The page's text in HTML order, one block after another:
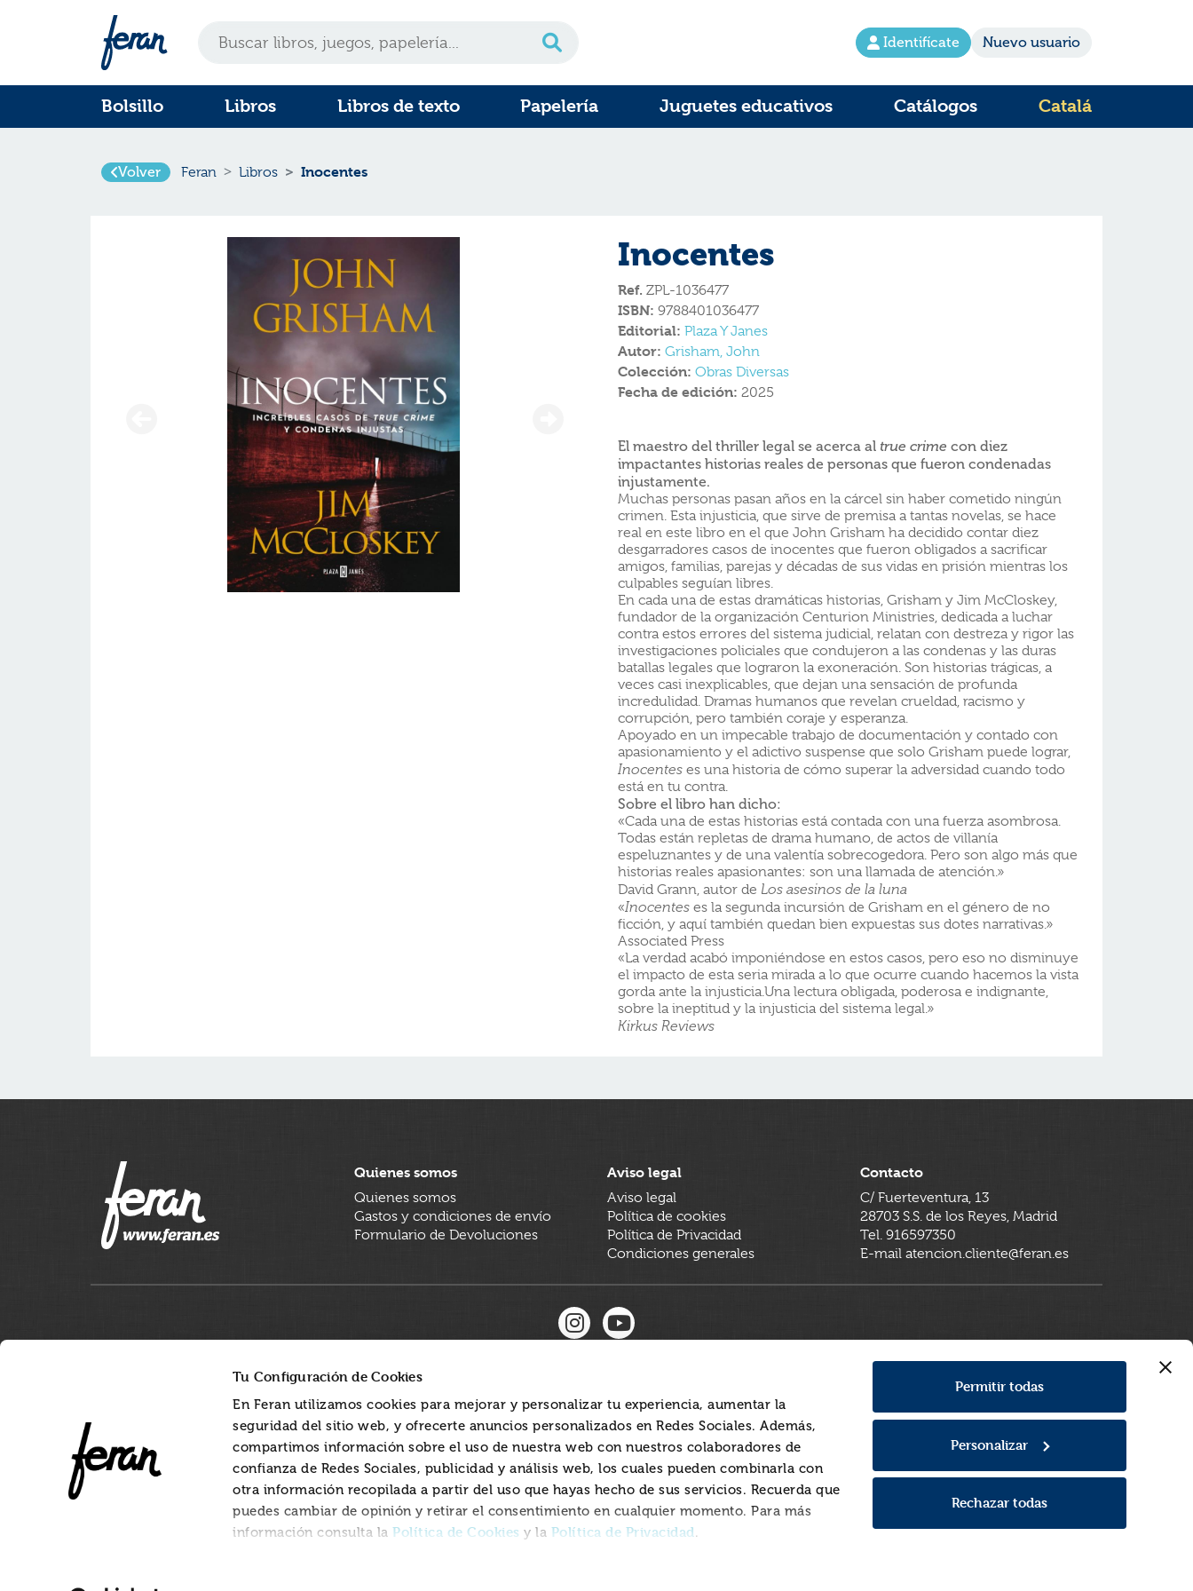
Tu Configuración de Cookies
En Feran utilizamos cookies para mejorar y personalizar tu experiencia, aumentar la
seguridad del sitio web, y ofrecerte anuncios personalizados en Redes Sociales. Además,
compartimos información sobre el uso de nuestra web con nuestros colaboradores de
confianza de Redes Sociales, publicidad y análisis web, los cuales pueden combinarla con
otra información recopilada a partir del uso que hayas hecho de sus servicios. Recuerda que
puedes cambiar de opinión y retirar el consentimiento en cualquier momento. Para más
información consulta laPolítica de Cookies y la Política de Privacidad.
Permitir todas
Personalizar
Rechazar todas
Identifícate Nuevo usuario
Bolsillo Libros Libros de texto Papelería Juguetes educativos Catálogos Catalá
Volver Feran Libros Inocentes
Inocentes
Ref. ZPL-1036477
ISBN: 9788401036477
Editorial: Plaza Y Janes
Autor: Grisham, John
Colección: Obras Diversas
Fecha de edición: 2025
El maestro del thriller legal se acerca al true crime con diez
impactantes historias reales de personas que fueron condenadas
injustamente.
Muchas personas pasan años en la cárcel sin haber cometido ningún
crimen. Esta injusticia, que sirve de premisa a tantas novelas, se hace
real en este libro en el que John Grisham ha decidido contar diez
desgarradores casos de inocentes que fueron obligados a sacrificar
amigos, familias, parejas y décadas de sus vidas en prisión mientras los
culpables seguían libres.
En cada una de estas dramáticas historias, Grisham y Jim McCloskey,
fundador de la organización Centurion Ministries, dedicada a luchar
contra estos errores del sistema judicial, relatan con destreza y rigor las
investigaciones policiales que condujeron a las condenas y las duras
batallas legales que lograron la exoneración. Son historias trágicas, a
veces casi inexplicables, que dejan una sensación de profunda
incredulidad. Dramas humanos que revelan crueldad, racismo y
corrupción, pero también coraje y esperanza.
Apoyado en un impecable trabajo de documentación y contado con
apasionamiento y el adictivo suspense que solo Grisham puede lograr,
Inocentes es una historia de cómo superar la adversidad cuando todo
está en tu contra.
Sobre el libro han dicho:
«Cada una de estas historias está contada con una fuerza asombrosa.
Todas están repletas de drama humano, de actos de villanía
espeluznantes y de una valentía sobrecogedora. Pero son algo más que
historias reales apasionantes: son una llamada de atención.»
David Grann, autor de Los asesinos de la luna
«Inocentes es la segunda incursión de Grisham en el género de no
ficción, y aquí también quedan bien expuestas sus dotes narrativas.»
Associated Press
«La verdad acabó imponiéndose en estos casos, pero eso no disminuye
el impacto de esta seria mirada a lo que ocurre cuando hacemos la vista
gorda ante la injusticia.Una lectura obligada, poderosa e indignante,
sobre la ineptitud y la injusticia del sistema legal.»
Kirkus Reviews
Quienes somos
Quienes somos
Gastos y condiciones de envío
Formulario de Devoluciones
Aviso legal
Aviso legal
Política de cookies
Política de Privacidad
Condiciones generales
Contacto
C/ Fuerteventura, 13
28703 S.S. de los Reyes, Madrid
Tel. 916597350
E-mail atencion.cliente@feran.es